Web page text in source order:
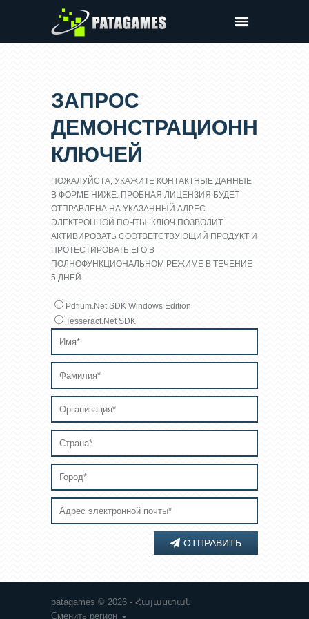
Запросить Счёт
Компания
Клиентская панель
ЗАПРОС
ДЕМОНСТРАЦИОННЫХ
КЛЮЧЕЙ
ПОЖАЛУЙСТА, УКАЖИТЕ КОНТАКТНЫЕ ДАННЫЕ
В ФОРМЕ НИЖЕ. ПРОБНАЯ ЛИЦЕНЗИЯ БУДЕТ
ОТПРАВЛЕНА НА УКАЗАННЫЙ АДРЕС
ЭЛЕКТРОННОЙ ПОЧТЫ. КЛЮЧ ПОЗВОЛИТ
АКТИВИРОВАТЬ СООТВЕТСТВУЮЩИЙ ПРОДУКТ И
ПРОТЕСТИРОВАТЬ ЕГО В
ПОЛНОФУНКЦИОНАЛЬНОМ РЕЖИМЕ В ТЕЧЕНИЕ
5 ДНЕЙ.
Pdfium.Net SDK Windows Edition
Tesseract.Net SDK
ОТПРАВИТЬ
patagames © 2026 - Հայաստան
Сменить регион